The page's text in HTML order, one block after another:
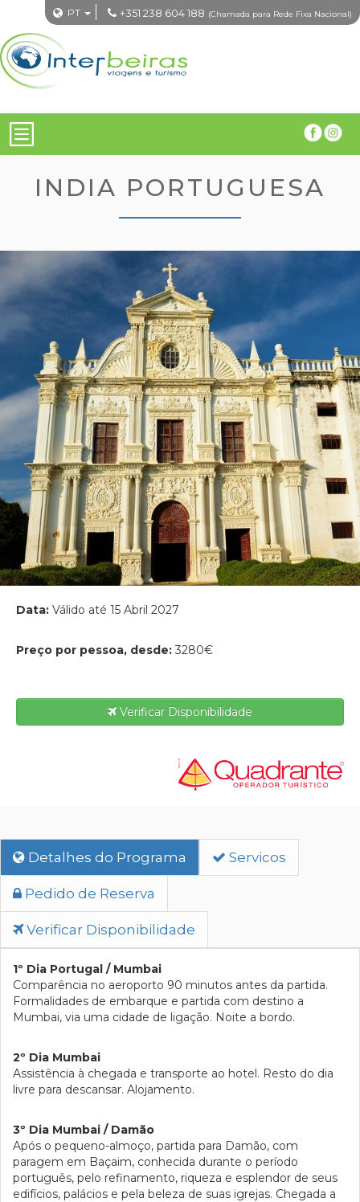
PT +351 238 604 188 (Chamada para Rede Fixa Nacional)
INDIA PORTUGUESA
Data: Válido até 15 Abril 2027
Preço por pessoa, desde: 3280€
Verificar Disponibilidade
Detalhes do Programa Servicos
Pedido de Reserva
Verificar Disponibilidade
1º Dia Portugal / Mumbai
Comparência no aeroporto 90 minutos antes da partida.
Formalidades de embarque e partida com destino a
Mumbai, via uma cidade de ligação. Noite a bordo.
2º Dia Mumbai
Assistência à chegada e transporte ao hotel. Resto do dia
livre para descansar. Alojamento.
3º Dia Mumbai / Damão
Após o pequeno-almoço, partida para Damão, com
paragem em Baçaim, conhecida durante o período
português, pelo refinamento, riqueza e esplendor de seus
edifícios, palácios e pela beleza de suas igrejas. Chegada a